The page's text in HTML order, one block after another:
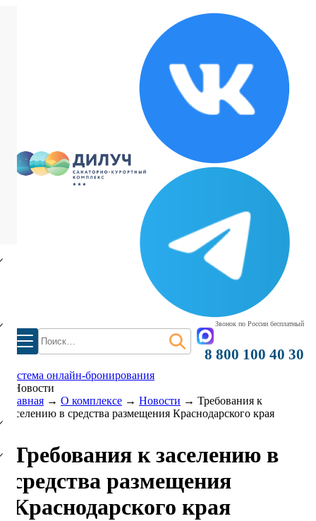
Найти:
Звонок по России бесплатный
8 800 100 40 30
система онлайн-бронирования
Новости
Главная → О комплексе → Новости → Требования к
заселению в средства размещения Краснодарского края
Требования к заселению в
средства размещения
Краснодарского края